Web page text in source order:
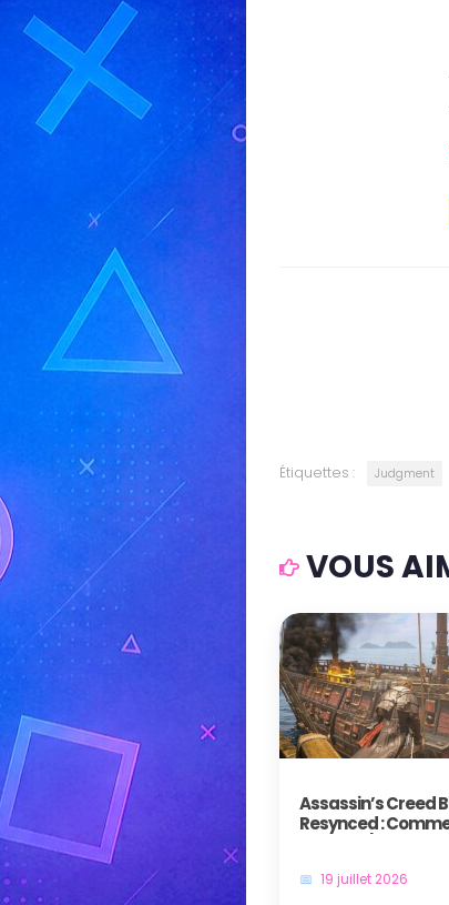
Étiquettes : Judgment
VOUS
Assassin’s Creed
Resynced :
trophée / succès
19 juillet 2026